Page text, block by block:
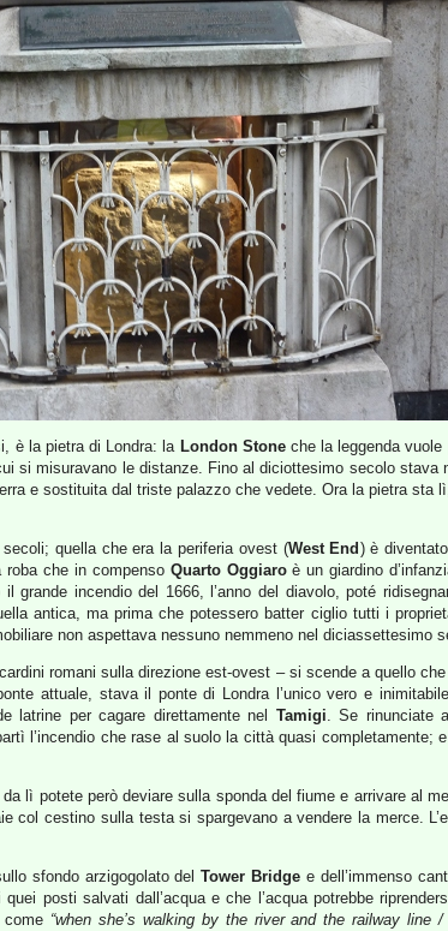
è la pietra di Londra: la London Stoneche la leggenda vuole
si misuravano le distanze. Fino al diciottesimo secolo
e sostituita dal triste palazzo che vedete. Ora la pietra sta
quella che era la periferia ovest (West End ) è
roba che in compenso Quarto Oggiaroè un giardino
grande incendio del 1666, l’anno del diavolo, poté
antica, ma prima che potessero batter ciglio tutti i
non aspettava nessuno nemmeno nel diciassettesimo
romani sulla direzione est-ovest – si scende a quello
attuale, stava il ponte di Londra l’unico vero e
latrine per cagare direttamente nel Tamigi. Se rinunciate
l’incendio che rase al suolo la città quasi completamente;
lì potete però deviare sulla sponda del fiume e arrivare al
col cestino sulla testa si spargevano a vendere la merce.
sfondo arzigogolato delTower Bridge e dell’immenso
posti salvati dall’acqua e che l’acqua potrebbe
“when she’s walking by the river and the railway